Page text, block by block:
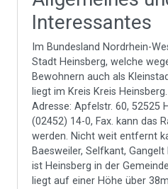
Interessantes
Im Bundesland Nordrhein-
Stadt Heinsberg, welche
Bewohnern auch als
liegt im Kreis Kreis
Adresse: Apfelstr. 60, 52525
(02452) 14-0, Fax. kann das
werden. Nicht weit entfernt
Baesweiler, Selfkant,
ist Heinsberg in der
liegt auf einer Höhe über